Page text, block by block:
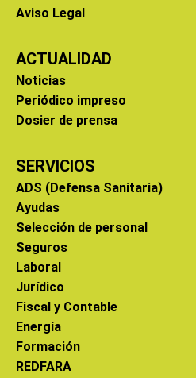
Aviso Legal
ACTUALIDAD
Noticias
Periódico impreso
Dosier de prensa
SERVICIOS
ADS (Defensa Sanitaria)
Ayudas
Selección de personal
Seguros
Laboral
Jurídico
Fiscal y Contable
Energía
Formación
REDFARA